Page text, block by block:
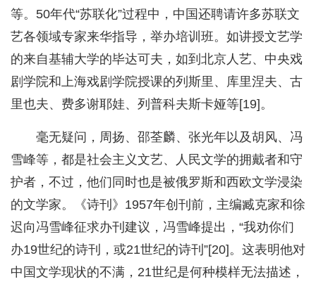
等。50年代“苏联化”过程中，中国还聘请许多苏联文
艺各领域专家来华指导，举办培训班。如讲授文艺学
的来自基辅大学的毕达可夫，如到北京人艺、中央戏
剧学院和上海戏剧学院授课的列斯里、库里涅夫、古
里也夫、费多谢耶娃、列普科夫斯卡娅等[19]。
毫无疑问，周扬、邵荃麟、张光年以及胡风、冯
雪峰等，都是社会主义文艺、人民文学的拥戴者和守
护者，不过，他们同时也是被俄罗斯和西欧文学浸染
的文学家。《诗刊》1957年创刊前，主编臧克家和徐
迟向冯雪峰征求办刊建议，冯雪峰提出，“我劝你们
办19世纪的诗刊，或21世纪的诗刊”[20]。这表明他对
中国文学现状的不满，21世纪是何种模样无法描述，